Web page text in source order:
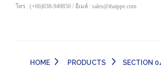
โทร : (+66)038-949850 / อีเมล์ : sales@thaippe.com
HOME PRODUCTS SECTION